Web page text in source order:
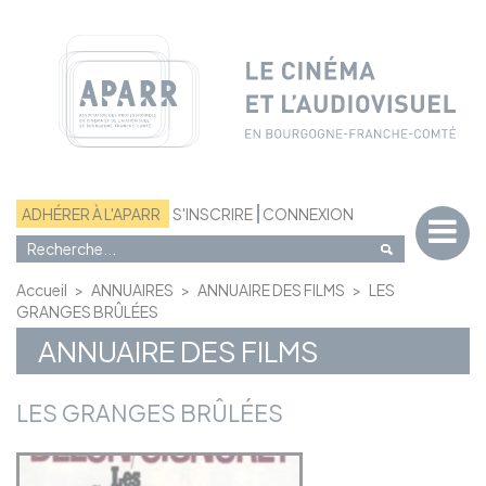
ADHÉRER À L'APARR S'INSCRIRE CONNEXION
Accueil > ANNUAIRES > ANNUAIRE DES FILMS > LES
GRANGES BRÛLÉES
ANNUAIRE DES FILMS
LES GRANGES BRÛLÉES